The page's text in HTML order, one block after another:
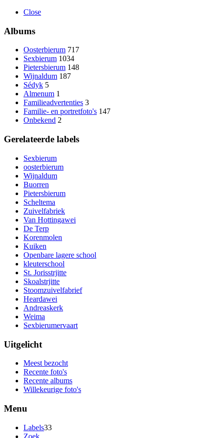
Close
Albums
Oosterbierum 717
Sexbierum 1034
Pietersbierum 148
Wijnaldum 187
Sédyk 5
Almenum 1
Familieadvertenties 3
Familie- en portretfoto's 147
Onbekend 2
Gerelateerde labels
Sexbierum
oosterbierum
Wijnaldum
Buorren
Pietersbierum
Scheltema
Zuivelfabriek
Van Hottingawei
De Terp
Korenmolen
Kuiken
Openbare lagere school
kleuterschool
St. Jorisstrjitte
Skoalstrjitte
Stoomzuivelfabrief
Heardawei
Andreaskerk
Weima
Sexbierumervaart
Uitgelicht
Meest bezocht
Recente foto's
Recente albums
Willekeurige foto's
Menu
Labels33
Zoek